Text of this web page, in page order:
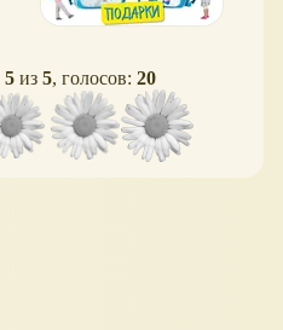
5 из 5, голосов: 20